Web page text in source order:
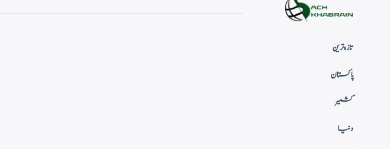
تازہ ترین
پاکستان
کشمیر
دنیا